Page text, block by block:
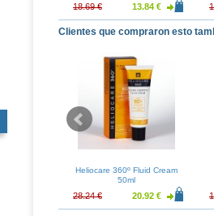
18.69 € 13.84 €
Clientes que compraron esto
Heliocare 360º Fluid Cream
50ml
28.24 € 20.92 €